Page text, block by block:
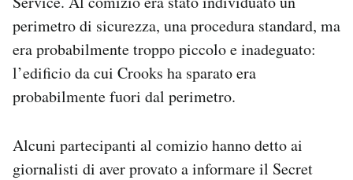
perimetro di sicurezza, una procedura standard, ma
era probabilmente troppo piccolo e inadeguato:
l’edificio da cui Crooks ha sparato era
probabilmente fuori dal perimetro.
Alcuni partecipanti al comizio hanno detto ai
giornalisti di aver provato a informare il Secret